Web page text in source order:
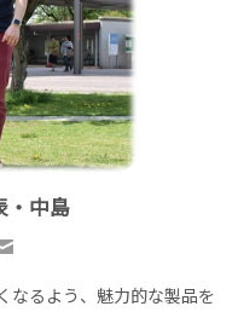
・中島
なるよう、魅力的な製品を